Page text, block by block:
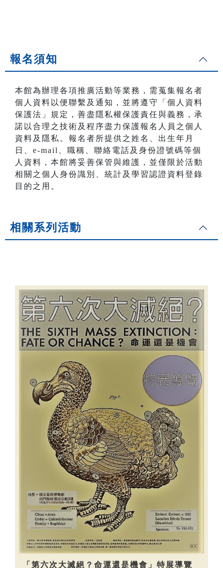
報名須知
本館為辦理各項推廣活動等業務，需蒐集報名者
個人資料以便聯繫及通知，並將遵守「個人資料
保護法」規定，善盡隱私權保護責任與義務，承
諾以合理之技術及程序盡力保護報名人員之個人
資料及隱私。報名者所提供之姓名、出生年月
日、e-mail、職稱、聯絡電話及身份證號碼等個
人資料，本館將妥善保管與維護，並僅限於活動
相關之個人身份識別、統計及學習認證資料登錄
目的之用。
相關系列活動
「第六次大滅絕？命運還是機會」特展導覽